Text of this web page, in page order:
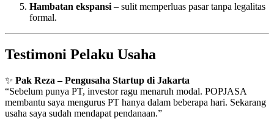
Hambatan ekspansi – sulit memperluas pasar tanpa legalitas
formal.
Testimoni Pelaku Usaha
✨ Pak Reza – Pengusaha Startup di Jakarta
“Sebelum punya PT, investor ragu menaruh modal. POPJASA
membantu saya mengurus PT hanya dalam beberapa hari. Sekarang
usaha saya sudah mendapat pendanaan.”